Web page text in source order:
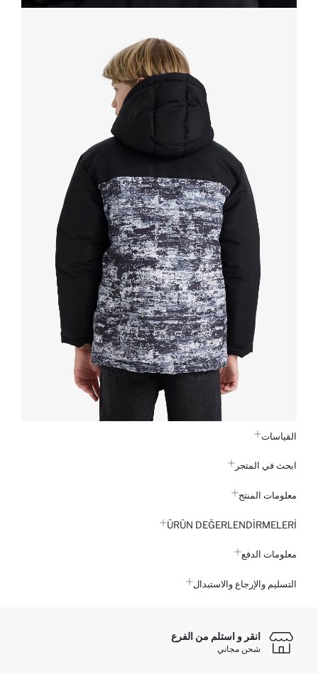
القياسات
ابحث في المتجر
معلومات المنتج
ÜRÜN DEĞERLENDİRMELERİ
معلومات الدفع
التسليم والإرجاع والاستبدال
انقر و استلم من الفرع
شحن مجاني